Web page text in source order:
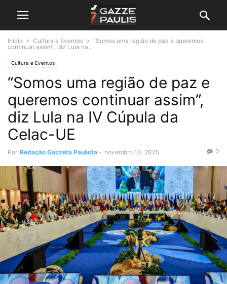
Início Cultura e Eventos
“Somos uma região de paz e queremos
continuar assim”, diz Lula na...
Cultura e Eventos
“Somos uma região de paz e
queremos continuar assim”,
diz Lula na IV Cúpula da
Celac-UE
Por Redação Gazzeta Paulista - novembro 10, 2025 0